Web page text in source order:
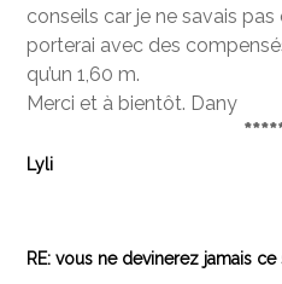
conseils car je ne savais
porterai avec des
qu’un 1,60 m.
Merci et à bientôt. Dany
RE: vous ne devinerez jamais ce